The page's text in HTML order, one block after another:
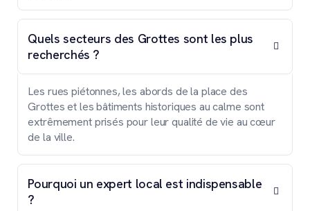
Quels secteurs des Grottes sont les plus
recherchés ?
Les rues piétonnes, les abords de la place des
Grottes et les bâtiments historiques au calme sont
extrêmement prisés pour leur qualité de vie au cœur
de la ville.
Pourquoi un expert local est indispensable
?